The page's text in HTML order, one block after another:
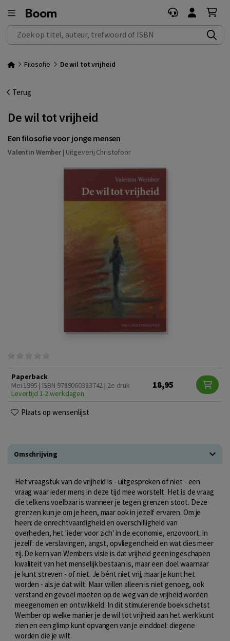
Zoek op titel, auteur, trefwoord of ISBN
Filosofie De wil tot vrijheid
Terug
De wil tot vrijheid
Een filosofie voor jonge mensen
Valentin Wember | Uitgeverij Christofoor
Paperback
Mei 1995 | ISBN 9789060383742 | 2e druk
Levertijd 1-2 werkdagen
18,95
Plaats op wensenlijst
Omschrijving
Het vraagstuk van de vrijheid is - uitgesproken of niet - een
vraag waar ieder mens in deze tijd mee worstelt. Het is de vraag
die telkens voelbaar is wanneer je tegen grenzen stoot. Deze
grenzen kun je om je heen, maar ook in jezelf ervaren. Om je
heen: de onrechtvaardigheid en overschilligheid van
overheden, het 'ieder voor zich' in de economie, enzovoort. In
jezelf: de verslavingen, angst, opvliegendheid en wat dies meer
zij. De kern van Wembers visie is dat vrijheid geen ingeschapen
kwaliteit van het menselijk bestaan is, maar een doel waarnaar
je kunt streven - of niet. Je bént niet vrij, maar je kunt het
worden - als je dat wilt. Maar willen alleen is niet genoeg, ook
verstand en gevoel moeten op de weg van de vrijheid worden
meegenomen en ontwikkeld. In dit stimulerende boek schetst
Wember op welke manier je de wil tot vrijheid aan het werk kunt
zien en een glimp kunt opvangen van je einddoel: diegene
worden die je wilt.